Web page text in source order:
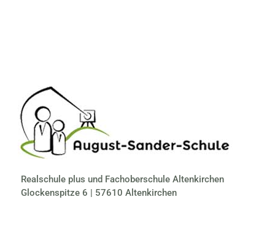
Realschule plus und Fachoberschule Altenkirchen
Glockenspitze 6 | 57610 Altenkirchen